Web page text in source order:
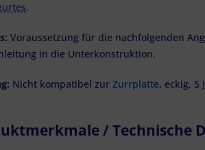
.
Voraussetzung für die nachfolgenden
in die Unterkonstruktion.
Nicht kompatibel zur Zurrplatte, eckig, 5
/ Technische